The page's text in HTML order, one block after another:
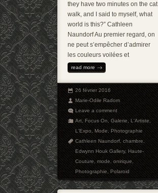
they have two minutes on the cat
walk, and I said to myself, what
world is this?” Cathleen
Naundorf Au premier regard, on
ne peut s’empêcher d’admirer
les couleurs voilées et
read more
26 février 2016
Marie-Odile Radom
Leave a comment
Art,Focus On,Galerie,L'Artiste,
L'Expo,Mode,Photographie
Cathleen Naundorf,chambre,
Edwynn Houk Gallery,Haute-
Couture,mode,onirique,
Photographie,Polaroid